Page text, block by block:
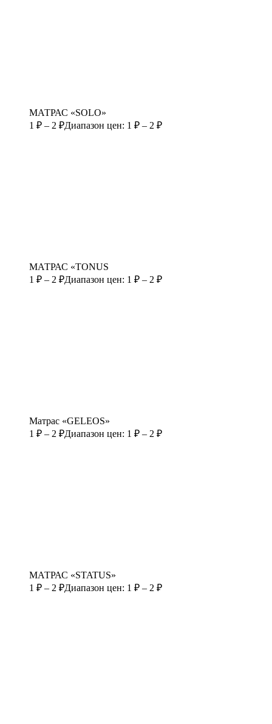
МАТРАС «SOLO»
1 ₽ – 2 ₽Диапазон цен: 1 ₽ – 2 ₽
МАТРАС «TONUS
1 ₽ – 2 ₽Диапазон цен: 1 ₽ – 2 ₽
Матрас «GELEOS»
1 ₽ – 2 ₽Диапазон цен: 1 ₽ – 2 ₽
МАТРАС «STATUS»
1 ₽ – 2 ₽Диапазон цен: 1 ₽ – 2 ₽